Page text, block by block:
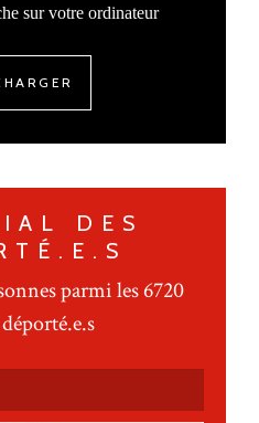
sur votre ordinateur
DES
parmi les 6720